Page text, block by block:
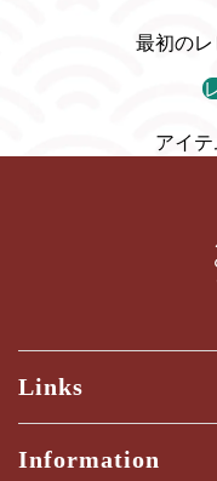
最初の
アイ
Links
全ての商品
Information